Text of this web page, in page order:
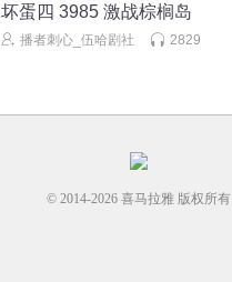
坏蛋四 3985 激战棕榈岛
播者刺心_伍哈剧社 2829
© 2014-2026 喜马拉雅 版权所有